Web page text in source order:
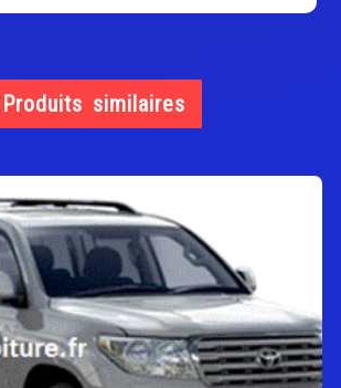
Produits similaires